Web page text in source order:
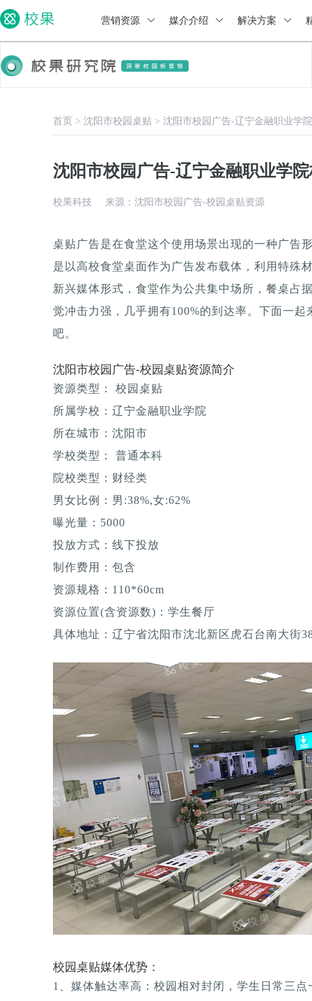
营销资源 媒介介绍 解决方案
首页 > 沈阳市校园桌贴 > 沈阳市校园广告-辽宁金融职业学
沈阳市校园广告-辽宁金融职业学
校果科技 来源：沈阳市校园广告-校园桌贴资源
桌贴广告是在食堂这个使用场景出现的一种广告
是以高校食堂桌面作为广告发布载体，利用特殊
新兴媒体形式，食堂作为公共集中场所，餐桌占
觉冲击力强，几乎拥有100%的到达率。下面一
吧。
沈阳市校园广告-校园桌贴资源简介
资源类型： 校园桌贴
所属学校：辽宁金融职业学院
所在城市：沈阳市
学校类型： 普通本科
院校类型：财经类
男女比例：男:38%,女:62%
曝光量：5000
投放方式：线下投放
制作费用：包含
资源规格：110*60cm
资源位置(含资源数)：学生餐厅
具体地址：辽宁省沈阳市沈北新区虎石台南大街
校园桌贴媒体优势：
1、媒体触达率高：校园相对封闭，学生日常三